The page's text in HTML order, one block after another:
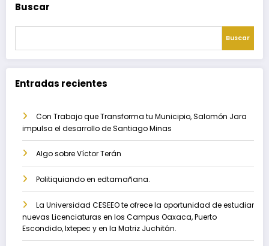
Buscar
Buscar
Entradas recientes
Con Trabajo que Transforma tu Municipio, Salomón Jara
impulsa el desarrollo de Santiago Minas
Algo sobre Víctor Terán
Politiquiando en edtamañana.
La Universidad CESEEO te ofrece la oportunidad de estudiar
nuevas Licenciaturas en los Campus Oaxaca, Puerto
Escondido, Ixtepec y en la Matriz Juchitán.